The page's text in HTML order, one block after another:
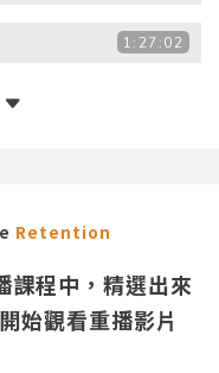
1:27:02
Retention
課程中，精選出來
始觀看重播影片